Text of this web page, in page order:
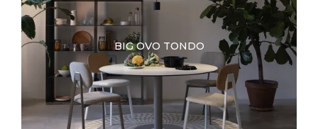
BIG OVO TONDO